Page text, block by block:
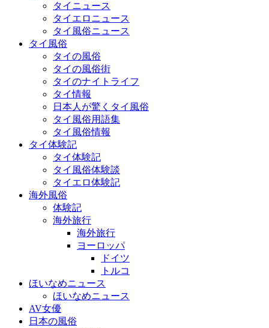
タイニュース
タイエロニュース
タイ風俗ニュース
タイ風俗
タイの風俗
タイの風俗街
タイのナイトライフ
タイ情報
日本人が驚くタイ風俗
タイ風俗用語集
タイ風俗情報
タイ体験記
タイ体験記
タイ風俗体験談
タイエロ体験記
海外風俗
体験記
海外旅行
海外旅行
ヨーロッパ
ドイツ
トルコ
ほいなめニュース
ほいなめニュース
AV女優
日本の風俗